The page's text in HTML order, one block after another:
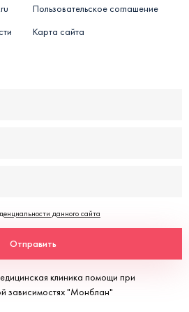
Пользовательское соглашение
Карта сайта
Отправить
данного сайта
клиника помощи при
зависимостях "Монблан"